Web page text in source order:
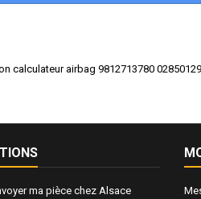
calculateur airbag 9812713780
ma pièce chez Alsace